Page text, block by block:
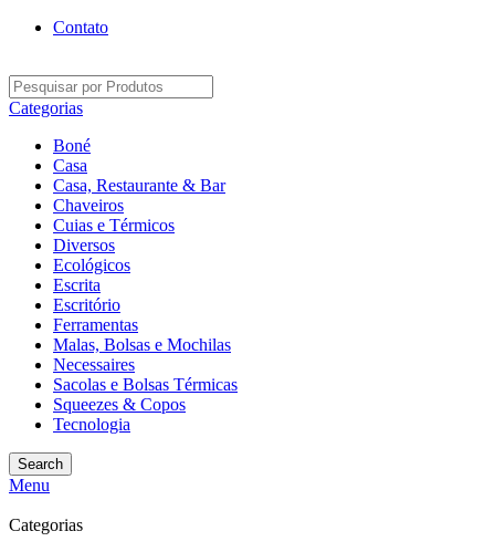
Contato
Categorias
Boné
Casa
Casa, Restaurante & Bar
Chaveiros
Cuias e Térmicos
Diversos
Ecológicos
Escrita
Escritório
Ferramentas
Malas, Bolsas e Mochilas
Necessaires
Sacolas e Bolsas Térmicas
Squeezes & Copos
Tecnologia
Search
Menu
Categorias